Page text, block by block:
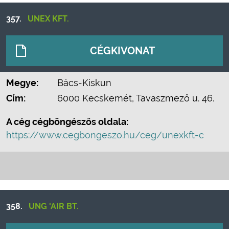
357. UNEX KFT.
CÉGKIVONAT
Megye:
Bács-Kiskun
Cím:
6000 Kecskemét, Tavaszmező u. 46.
A cég cégböngészős oldala:
https://www.cegbongeszo.hu/ceg/unexkft-c
358. UNG 'AIR BT.